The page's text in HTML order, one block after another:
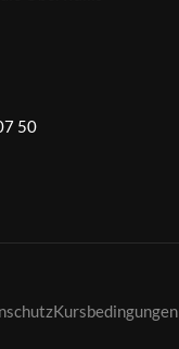
50
Kursbedingungen